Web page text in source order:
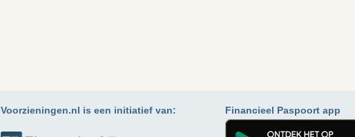
Voorzieningen.nl is een initiatief van: Financieel Paspoort app